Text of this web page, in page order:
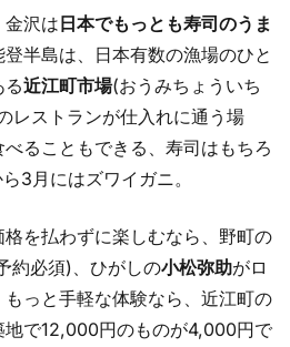
金沢は日本でもっとも寿司のうま
登半島は、日本有数の漁場のひと
近江町市場(おうみちょういち
レストランが仕入れに通う場
ることもできる、寿司はもちろ
3月にはズワイガニ。
を払わずに楽しむなら、野町の
約必須)、ひがしの小松弥助がロ
っと手軽な体験なら、近江町の
地で12,000円のものが4,000円で